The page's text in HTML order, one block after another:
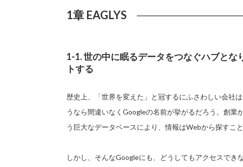
1章 EAGLYS
1-1. 世の中に眠るデータをつなぐハブとな
トする
歴史上、「世界を変えた」と冠するにふさわしい会社
うなら間違いなくGoogleの名前が挙がるだろう。創業
う巨大なデータベースにより、情報はWebから探すこ
しかし、そんなGoogleにも、どうしてもアクセスでき